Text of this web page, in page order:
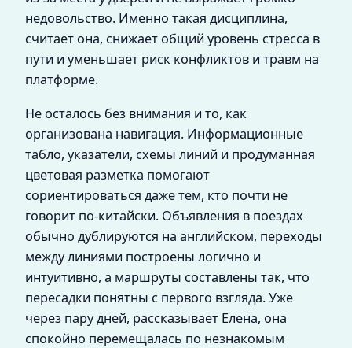
недовольство. Именно такая дисциплина,
считает она, снижает общий уровень стресса в
пути и уменьшает риск конфликтов и травм на
платформе.
Не осталось без внимания и то, как
организована навигация. Информационные
табло, указатели, схемы линий и продуманная
цветовая разметка помогают
сориентироваться даже тем, кто почти не
говорит по‑китайски. Объявления в поездах
обычно дублируются на английском, переходы
между линиями построены логично и
интуитивно, а маршруты составлены так, что
пересадки понятны с первого взгляда. Уже
через пару дней, рассказывает Елена, она
спокойно перемещалась по незнакомым